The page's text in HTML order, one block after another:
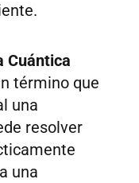
Cuántica
término que
una
resolver
una